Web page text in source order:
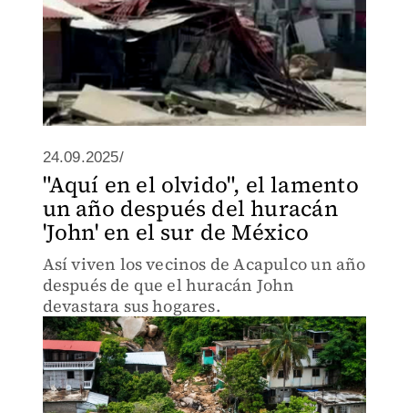
24.09.2025/
"Aquí en el olvido", el lamento
un año después del huracán
'John' en el sur de México
Así viven los vecinos de Acapulco un año
después de que el huracán John
devastara sus hogares.